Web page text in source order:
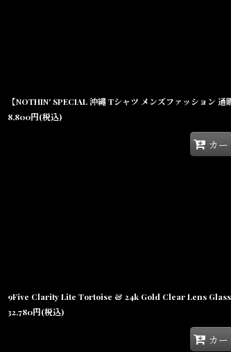
8,800円(税込)
カー
9Five Clarity Lite Tortoise & 24k Gold Clear Lens
32,780円(税込)
カー